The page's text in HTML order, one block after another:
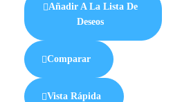
Añadir A La Lista De
Deseos
Comparar
Vista Rápida